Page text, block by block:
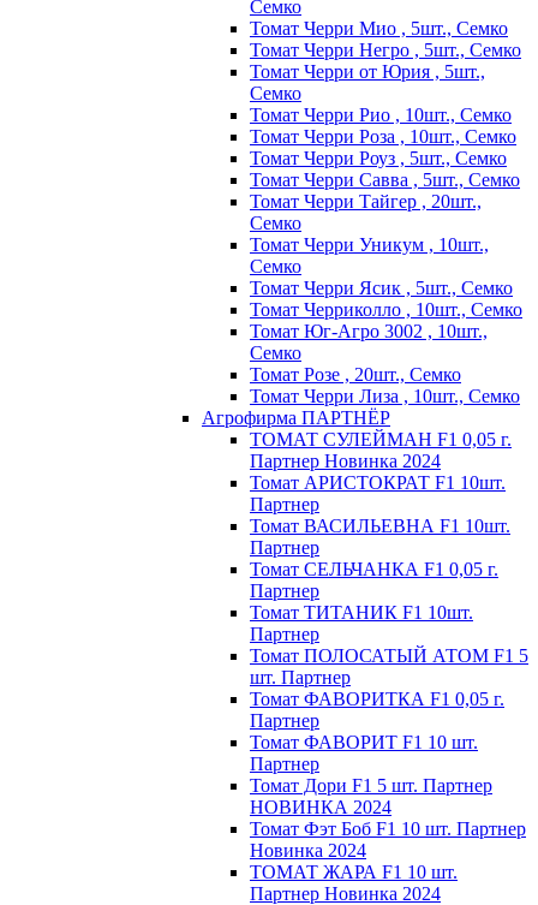
Семко
Томат Черри Мио , 5шт., Семко
Томат Черри Негро , 5шт., Семко
Томат Черри от Юрия , 5шт.,
Семко
Томат Черри Рио , 10шт., Семко
Томат Черри Роза , 10шт., Семко
Томат Черри Роуз , 5шт., Семко
Томат Черри Савва , 5шт., Семко
Томат Черри Тайгер , 20шт.,
Семко
Томат Черри Уникум , 10шт.,
Семко
Томат Черри Ясик , 5шт., Семко
Томат Черриколло , 10шт., Семко
Томат Юг-Агро 3002 , 10шт.,
Семко
Томат Розе , 20шт., Семко
Томат Черри Лиза , 10шт., Семко
Агрофирма ПАРТНЁР
ТОМАТ СУЛЕЙМАН F1 0,05 г.
Партнер Новинка 2024
Томат АРИСТОКРАТ F1 10шт.
Партнер
Томат ВАСИЛЬЕВНА F1 10шт.
Партнер
Томат СЕЛЬЧАНКА F1 0,05 г.
Партнер
Томат ТИТАНИК F1 10шт.
Партнер
Томат ПОЛОСАТЫЙ АТОМ F1 5
шт. Партнер
Томат ФАВОРИТКА F1 0,05 г.
Партнер
Томат ФАВОРИТ F1 10 шт.
Партнер
Томат Дори F1 5 шт. Партнер
НОВИНКА 2024
Томат Фэт Боб F1 10 шт. Партнер
Новинка 2024
ТОМАТ ЖАРА F1 10 шт.
Партнер Новинка 2024